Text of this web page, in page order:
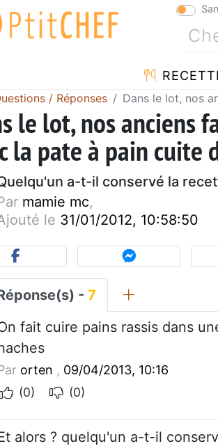
/ Réponses Dans le lot, nos
le lot, nos anciens
la pate à pain cuite
a-t-il conservé la
mamie mc,
le 31/01/2012, 10:58:50
- 7
fait cuire pains rassis dans
orten , 09/04/2013, 10:16
(0)
(0)
alors ? quelqu'un a-t-il